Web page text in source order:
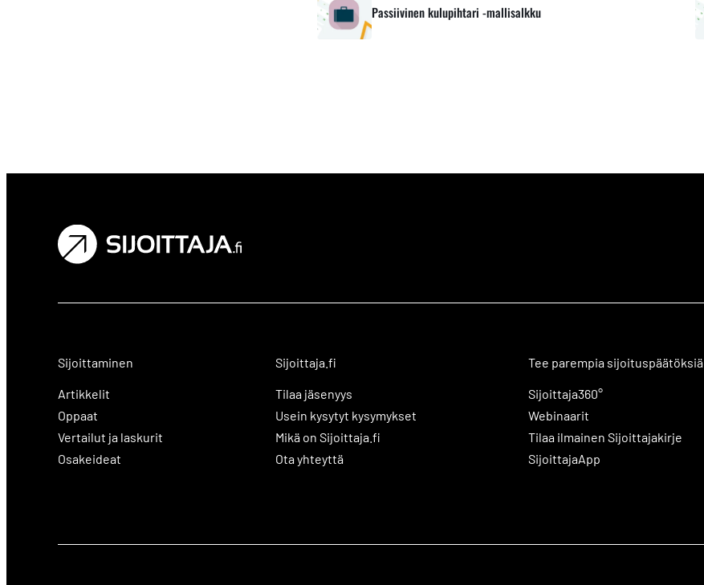
Passiivinen kulupihtari -mallisalkku
Sijoittaminen
Artikkelit
Oppaat
Vertailut ja laskurit
Osakeideat
Sijoittaja.fi
Tilaa jäsenyys
Usein kysytyt kysymykset
Mikä on Sijoittaja.fi
Ota yhteyttä
Tee parempia sijoituspäätöksiä
Sijoittaja360°
Webinaarit
Tilaa ilmainen Sijoittajakirje
SijoittajaApp